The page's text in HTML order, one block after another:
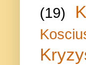
(19)